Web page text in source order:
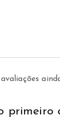
primeiro